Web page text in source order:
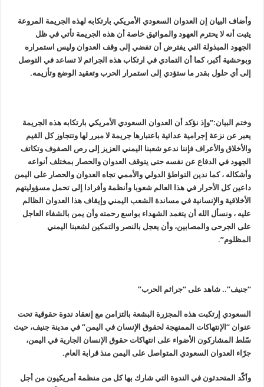
وأضاف البيان إن العدوان السعودي الأمريكي بارتكابه لهذه الجريمة المروعة
يثبت أنه لا يحترم العهود والمواثيق خاصة أن هذه الجريمة تأتي في ظل
الجهود المبذولة التي يفترض أن تفضي إلى وقف العدوان وليس استمراره
وبوحشية أكبر، كما أن التمادي في ارتكاب هذه الجرائم لا تساعد في التوصل
إلى أي حلول بقدر ما ستؤدي إلى استمرار الحرب وتعقيد الوضع وتأزيمه.
وختم البيان:”وإذ نؤكد أن العدوان السعودي الأمريكي بارتكابه هذه الجريمة
يعبر عن نزعة إجرامية عدائية باعتبارها جريمة لا مبرر لها وتتجاوز كل القيم
والأخلاق والأعراف فإننا ندعو شعبنا اليمني العزيز إلى رص الصفوف وتكاتف
الجهود في الدفاع عن نفسه حتى يتوقف العدوان والحصار بمختلف أنواعه
وأشكاله ، كما ندين التواطؤ الدولي والأممي تجاه العدوان والحصار على اليمن
داعين كل الأحرار في هذا العالم شعوبا وأنظمة وأفرادا إلى تحمل مسؤوليتهم
الأخلاقية والإنسانية في مساندة الشعب اليمني وإيقاف هذا العدوان الظالم
عليه ، ونسأل الله أن يتغمد الشهداء بواسع رحمته وأن يمن بالشفاء العاجل
على الجرحى والمصابين، وأن يعجل بالنصر والتمكين لشعبنا اليمني
المظلوم”.
“جنيف”.. شاهد على “جرائم الحرب”
السعودي إرتكبت هذه المجزرة البشعة بالتزامن مع إنعقاد ندوة حقوقية تحت
عنوان “الإنتهاكات الممنهجة لحقوق الإنسان في اليمن” في مدينة جنيف، حيث
سّلط المشاركون الأضواء على انتهاكات حقوق الإنسان الجارية في اليمن،
جرّاء العدوان السعودي المتواصل على اليمن منذ قرابة العام.
وأكّد المتحدثون في الندوة التي شارك بها كل من منظمة أمريكيون من أجل